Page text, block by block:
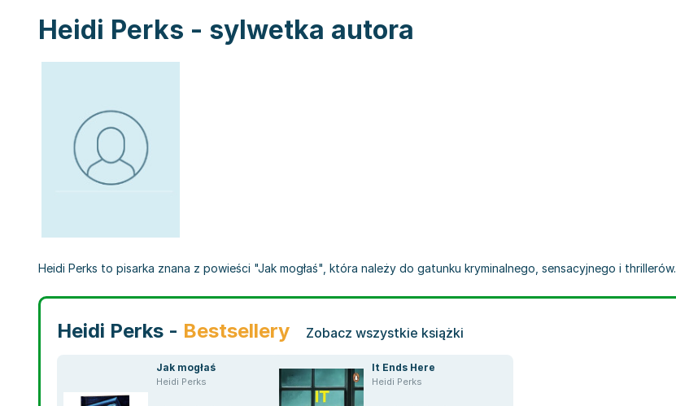
Heidi Perks - sylwetka autora
Heidi Perks to pisarka znana z powieści "Jak mogłaś", która należy do gatunku kryminalnego, sensacyjnego i thrillerów.
Heidi Perks - Bestsellery Zobacz wszystkie książki
Jak mogłaś
Heidi Perks
It Ends Here
Heidi Perks